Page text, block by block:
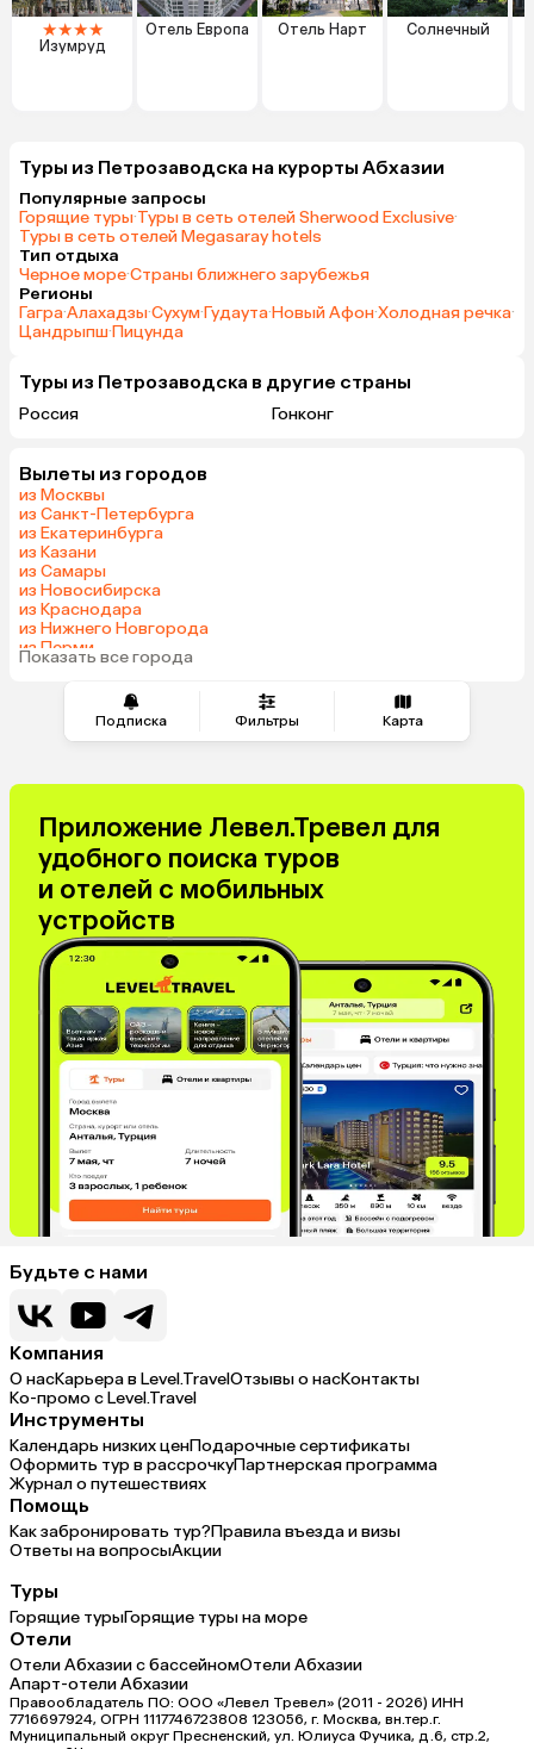
Подписка Фильтры Карта
★★★★
Изумруд
Отель Европа Отель Нарт
Солнечный
Туры из Петрозаводска на курорты Абхазии
Популярные запросы
Горящие туры·Туры в сеть отелей Sherwood Exclusive·
Туры в сеть отелей Megasaray hotels
Тип отдыха
Черное море·Страны ближнего зарубежья
Регионы
Гагра·Алахадзы·Сухум·Гудаута·Новый Афон·Холодная речка·
Цандрыпш·Пицунда
Туры из Петрозаводска в другие страны
Россия Гонконг
Вылеты из городов
из Москвы
из Санкт-Петербурга
из Екатеринбурга
из Казани
из Самары
из Новосибирска
из Краснодара
из Нижнего Новгорода
из Перми
из Челябинска
Показать все города
Приложение Левел.Тревел для
удобного поиска туров
и отелей с мобильных
устройств
Будьте с нами
Компания
О насКарьера в Level.TravelОтзывы о насКонтакты
Ко-промо с Level.Travel
Инструменты
Календарь низких ценПодарочные сертификаты
Оформить тур в рассрочкуПартнерская программа
Журнал о путешествиях
Помощь
Как забронировать тур?Правила въезда и визы
Ответы на вопросыАкции
Туры
Горящие турыГорящие туры на море
Отели
Отели Абхазии с бассейномОтели Абхазии
Апарт-отели Абхазии
Правообладатель ПО: ООО «Левел Тревел» (2011 - 2026) ИНН
7716697924, ОГРН 1117746723808 123056, г. Москва, вн.тер.г.
Муниципальный округ Пресненский, ул. Юлиуса Фучика, д.6, стр.2,